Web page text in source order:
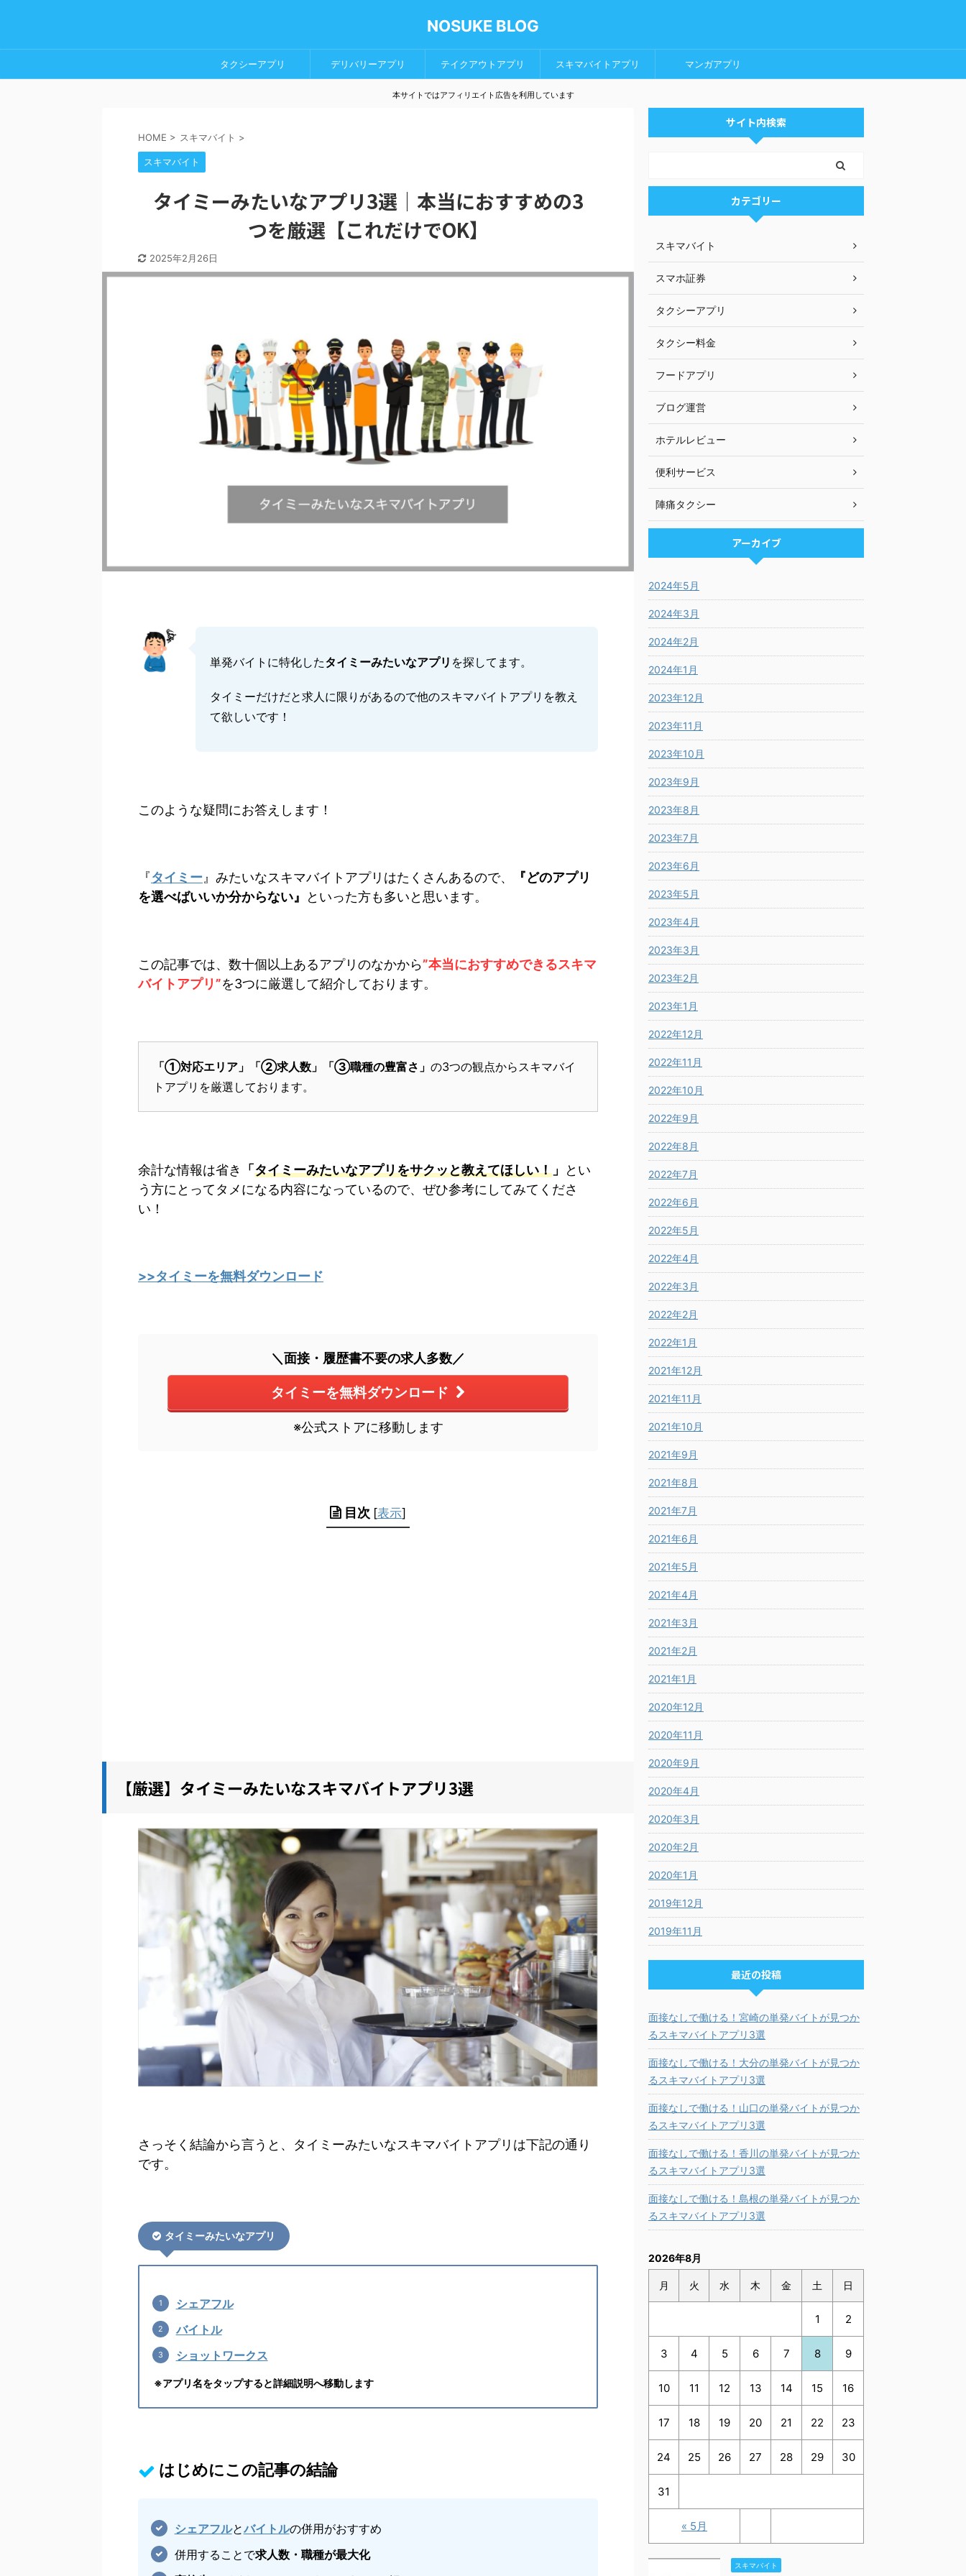
NOSUKE BLOG
タクシーアプリ デリバリーアプリ テイクアウトアプリ スキマバイトアプリ マンガアプリ
本サイトではアフィリエイト広告を利用しています
HOME > スキマバイト >
スキマバイト
タイミーみたいなアプリ3選｜本当におすすめの3
つを厳選【これだけでOK】
2025年2月26日
単発バイトに特化したタイミーみたいなアプリ を探してます。
タイミーだけだと求人に限りがあるので他のスキマバイトアプリを教え
て欲しいです！
このような疑問にお答えします！
『タイミー 』みたいなスキマバイトアプリはたくさんあるので、
『どのアプリ
を選べばいいか分からない』
といった方も多いと思います。
この記事では、数十個以上あるアプリのなかから”本当におすすめできるスキマ
バイトアプリ”を3つに厳選して紹介しております。
「①対応エリア」「②求人数」「③職種の豊富さ」 の3つの観点からスキマバイ
トアプリを厳選しております。
余計な情報は省き 「タイミーみたいなアプリをサクッと教えてほしい！ 」
とい
う方にとってタメになる内容になっているので、ぜひ参考にしてみてくださ
い！
>>タイミーを無料ダウンロード
＼面接・履歴書不要の求人多数／
タイミーを無料ダウンロード
※公式ストアに移動します
目次 [表示]
【厳選】タイミーみたいなスキマバイトアプリ3選
さっそく結論から言うと、タイミーみたいなスキマバイトアプリは下記の通り
です。
タイミーみたいなアプリ
シェアフル
バイ トル
ショットワークス
※アプリ名をタップすると詳細説明へ移動します
はじめにこの記事の結論
シェアフルとバイトルの併用がおすすめ
併用することで求人数・職種が最大化
サイト内検索
カテゴリー
スキマバイト
スマホ証券
タクシーアプリ
タクシー料金
フードアプリ
ブログ運営
ホテルレビュー
便利サービス
陣痛タクシー
アーカイブ
2024年5月
2024年3月
2024年2月
2024年1月
2023年12月
2023年11月
2023年10月
2023年9月
2023年8月
2023年7月
2023年6月
2023年5月
2023年4月
2023年3月
2023年2月
2023年1月
2022年12月
2022年11月
2022年10月
2022年9月
2022年8月
2022年7月
2022年6月
2022年5月
2022年4月
2022年3月
2022年2月
2022年1月
2021年12月
2021年11月
2021年10月
2021年9月
2021年8月
2021年7月
2021年6月
2021年5月
2021年4月
2021年3月
2021年2月
2021年1月
2020年12月
2020年11月
2020年9月
2020年4月
2020年3月
2020年2月
2020年1月
2019年12月
2019年11月
最近の投稿
面接なしで働ける！宮崎の単発バイトが見つか
るスキマバイトアプリ3選
面接なしで働ける！大分の単発バイトが見つか
るスキマバイトアプリ3選
面接なしで働ける！山口の単発バイトが見つか
るスキマバイトアプリ3選
面接なしで働ける！香川の単発バイトが見つか
るスキマバイトアプリ3選
面接なしで働ける！島根の単発バイトが見つか
るスキマバイトアプリ3選
2026年8月
月 火 水 木 金 土 日
« 5月
1 2
3 4 5 6 7 8 9
10 11 12 13 14 15 16
17 18 19 20 21 22 23
24 25 26 27 28 29 30
31
スキマバイト